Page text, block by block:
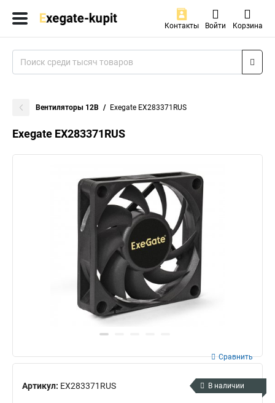
Контакты Войти Корзина
Вентиляторы 12В Exegate EX283371RUS
Exegate EX283371RUS
Артикул: EX283371RUS
Сравнить
В наличии